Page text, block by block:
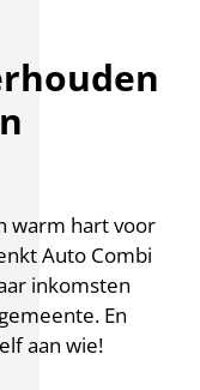
warm hart voor
Auto Combi
inkomsten
En
aan wie!